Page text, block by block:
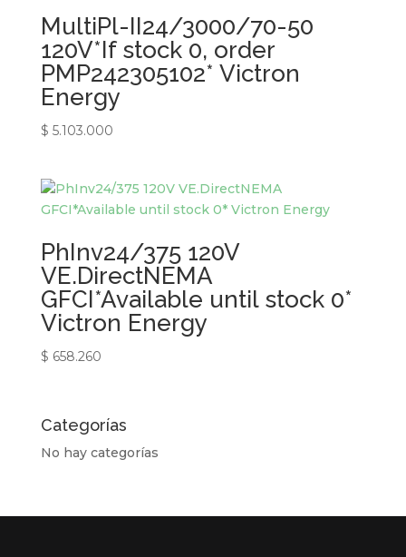
MultiPl-II24/3000/70-50
120V*If stock 0, order
PMP242305102* Victron
Energy
$ 5.103.000
PhInv24/375 120V
VE.DirectNEMA
GFCI*Available until stock 0*
Victron Energy
$ 658.260
Categorías
No hay categorías